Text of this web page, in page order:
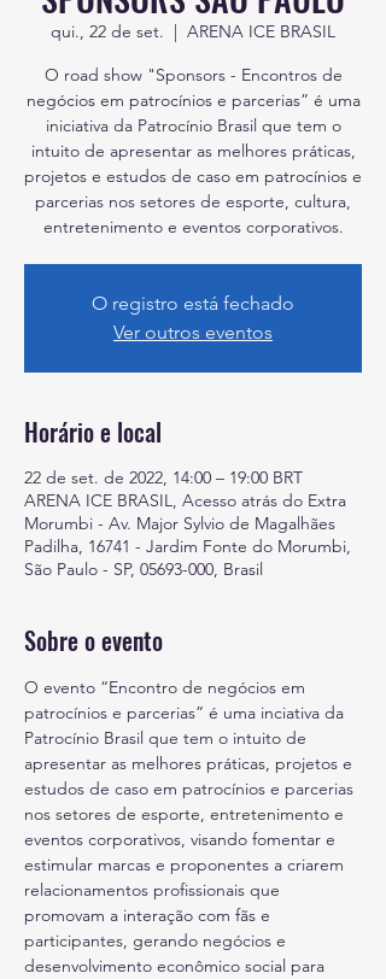
qui., 22 de set.
  |
ARENA ICE BRASIL
O road show "Sponsors - Encontros de
negócios em patrocínios e parcerias” é uma
iniciativa da Patrocínio Brasil que tem o
intuito de apresentar as melhores práticas,
projetos e estudos de caso em patrocínios e
parcerias nos setores de esporte, cultura,
entretenimento e eventos corporativos.
O registro está fechado
Ver outros eventos
Horário e local
22 de set. de 2022, 14:00 – 19:00 BRT
ARENA ICE BRASIL, Acesso atrás do Extra
Morumbi - Av. Major Sylvio de Magalhães
Padilha, 16741 - Jardim Fonte do Morumbi,
São Paulo - SP, 05693-000, Brasil
Sobre o evento
O evento “Encontro de negócios em
patrocínios e parcerias” é uma inciativa da
Patrocínio Brasil que tem o intuito de
apresentar as melhores práticas, projetos e
estudos de caso em patrocínios e parcerias
nos setores de esporte, entretenimento e
eventos corporativos, visando fomentar e
estimular marcas e proponentes a criarem
relacionamentos profissionais que
promovam a interação com fãs e
participantes, gerando negócios e
desenvolvimento econômico social para